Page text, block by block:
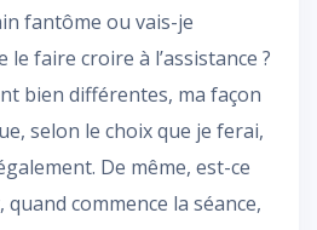
fantôme ou vais-je
le faire croire à l’assistance ?
bien différentes, ma façon
selon le choix que je ferai,
De même, est-ce
commence la séance,